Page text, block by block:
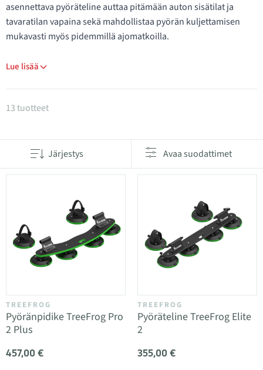
asennettava pyöräteline auttaa pitämään auton sisätilat ja
tavaratilan vapaina sekä mahdollistaa pyörän kuljettamisen
mukavasti myös pidemmillä ajomatkoilla.
Lue lisää
Tuotteet kategoriassa Kattotelineet polkupyörille
13 tuotteet
Järjestys Avaa suodattimet
TREEFROG
Pyöränpidike TreeFrog Pro
2 Plus
457,00 €
TREEFROG
Pyöräteline TreeFrog Elite
2
355,00 €